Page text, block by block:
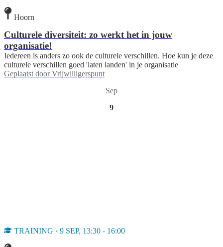
Hoorn
Culturele diversiteit: zo werkt het in jouw
organisatie!
Iedereen is anders zo ook de culturele verschillen. Hoe kun je deze
culturele verschillen goed 'laten landen' in je organisatie
Geplaatst door Vrijwilligerspunt
Sep
9
TRAINING · 9 SEP, 13:30 - 16:00